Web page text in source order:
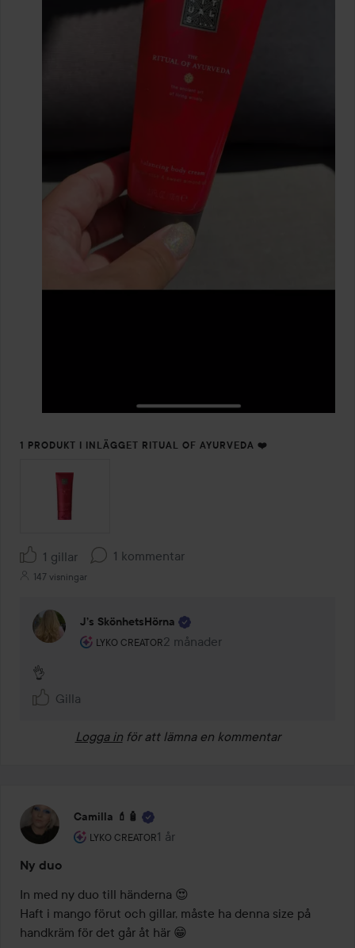
1 PRODUKT I INLÄGGET RITUAL OF AYURVEDA ❤️
1 gillar 1 kommentar
147 visningar
J’s SkönhetsHörna
LYKO CREATOR
Användarens roll: Lyko Creator.
2 månader
Kommentaren lades 2 månader
👌
Gilla
Logga in för att lämna en kommentar
Camilla 💄🧴
LYKO CREATOR
Användarens roll: Lyko Creator.
1 år
Inlägget skapades 1 år
Ny duo
In med ny duo till händerna 😍
Haft i mango förut och gillar, måste ha denna size på
handkräm för det går åt här 😁